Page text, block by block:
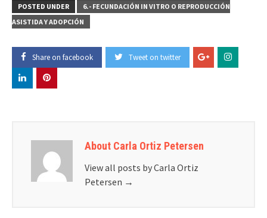
POSTED UNDER
6.- FECUNDACIÓN IN VITRO O REPRODUCCIÓN
ASISTIDA Y ADOPCIÓN
Share on facebook Tweet on twitter
About Carla Ortiz Petersen
View all posts by Carla Ortiz
Petersen →